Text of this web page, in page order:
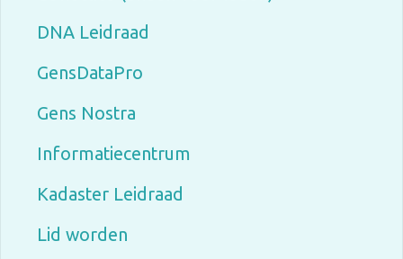
DNA Leidraad
GensDataPro
Gens Nostra
Informatiecentrum
Kadaster Leidraad
Lid worden